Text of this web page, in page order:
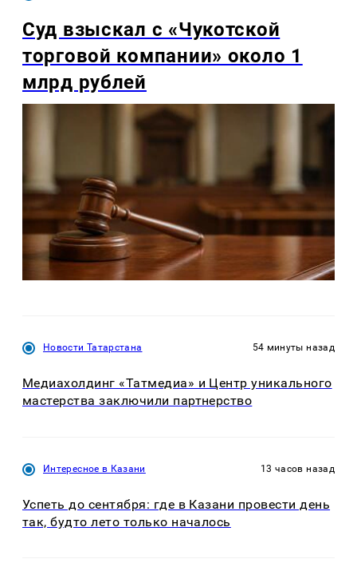
Суд взыскал с «Чукотской
торговой компании» около 1
млрд рублей
Новости Татарстана 54 минуты назад
Медиахолдинг «Татмедиа» и Центр уникального
мастерства заключили партнерство
Интересное в Казани 13 часов назад
Успеть до сентября: где в Казани провести день
так, будто лето только началось